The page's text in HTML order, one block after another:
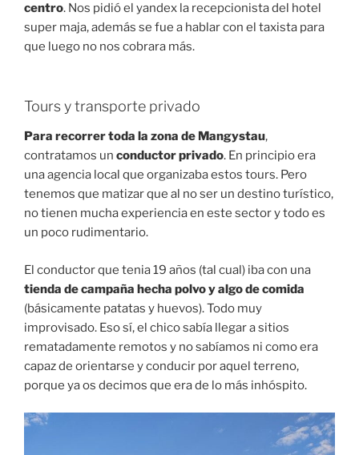
centro. Nos pidió el yandex la recepcionista del hotel
super maja, además se fue a hablar con el taxista para
que luego no nos cobrara más.
Tours y transporte privado
Para recorrer toda la zona de Mangystau,
contratamos un conductor privado. En principio era
una agencia local que organizaba estos tours. Pero
tenemos que matizar que al no ser un destino turístico,
no tienen mucha experiencia en este sector y todo es
un poco rudimentario.
El conductor que tenia 19 años (tal cual) iba con una
tienda de campaña hecha polvo y algo de comida
(básicamente patatas y huevos). Todo muy
improvisado. Eso sí, el chico sabía llegar a sitios
rematadamente remotos y no sabíamos ni como era
capaz de orientarse y conducir por aquel terreno,
porque ya os decimos que era de lo más inhóspito.